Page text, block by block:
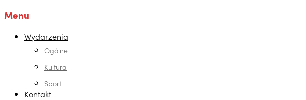
Menu
Wydarzenia
Ogólne
Kultura
Sport
Kontakt